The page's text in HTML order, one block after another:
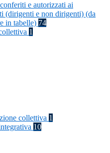
e autorizzati ai
(dirigenti e non dirigenti) (da
in tabelle) 74
1
collettiva 1
10